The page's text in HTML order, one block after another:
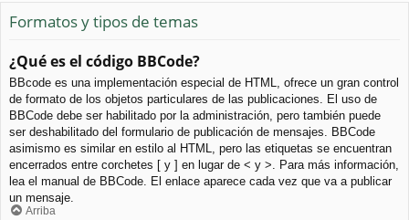
Formatos y tipos de temas
¿Qué es el código BBCode?
BBcode es una implementación especial de HTML, ofrece un gran control
de formato de los objetos particulares de las publicaciones. El uso de
BBCode debe ser habilitado por la administración, pero también puede
ser deshabilitado del formulario de publicación de mensajes. BBCode
asimismo es similar en estilo al HTML, pero las etiquetas se encuentran
encerrados entre corchetes [ y ] en lugar de < y >. Para más información,
lea el manual de BBCode. El enlace aparece cada vez que va a publicar
un mensaje.
Arriba